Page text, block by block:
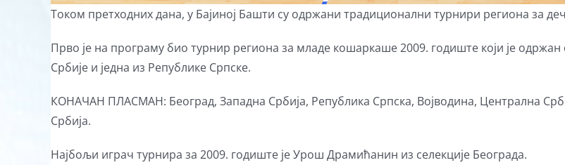
Током претходних дана, у Бајиној Башти су одржани традиционални турнири региона за
Прво је на програму био турнир региона за младе кошаркаше 2009. годиште који је одржан
Србије и једна из Републике Српске.
КОНАЧАН ПЛАСМАН: Београд, Западна Србија, Република Српска, Војводина, Централна
Србија.
Најбољи играч турнира за 2009. годиште је Урош Драмићанин из селекције Београда.